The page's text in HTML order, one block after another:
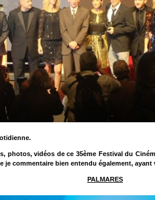
vidéos de ce 35ème Festival du
commentaire bien entendu également,
PALMARES